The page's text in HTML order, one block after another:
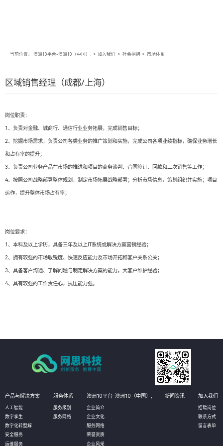
当前位置： 澳洲10平台-澳洲10（中国）, > 加入我们 > 社会招聘 > 市场体系
区域销售经理（成都/上海）
岗位职责：
1、负责对金融、城商行、通信行业业务拓展，完成销售目标；
2、挖掘市场需求，负责公司各类业务的推广策划和实施，完成公司各项业绩指标，确保业务增长
和占有率的提升；
3、负责公司业务产品在市场的推进和项目的商务谈判、合同签订、回款和二次销售等工作；
4、按照公司战略部署整体规划，制定市场拓展战略部署；分析市场信息，策划组织并实施；项目
运作，提升整体市场占有率；
岗位要求：
1、本科及以上学历，具备三年及以上IT系统或解决方案营销经验；
2、拥有较强的市场敏锐度、快速反应能力及市场开拓和客户关系公关；
3、具备客户沟通、了解问题与制定解决方案的能力，大客户维护经验；
4、具有较强的工作责任心，抗压能力强。
产品与解决方案
人工智能
数字孪生
数字化转型解
安全服务
运维服务
服务体系
服务级别
服务网络
澳洲10平台-澳洲10（中国）,
企业简介
企业文化
服务网络
荣誉资质
企业风采
新闻资讯 加入我们
招聘岗位
联系方式
留言表单